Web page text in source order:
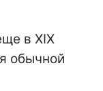
в XIX
обычной